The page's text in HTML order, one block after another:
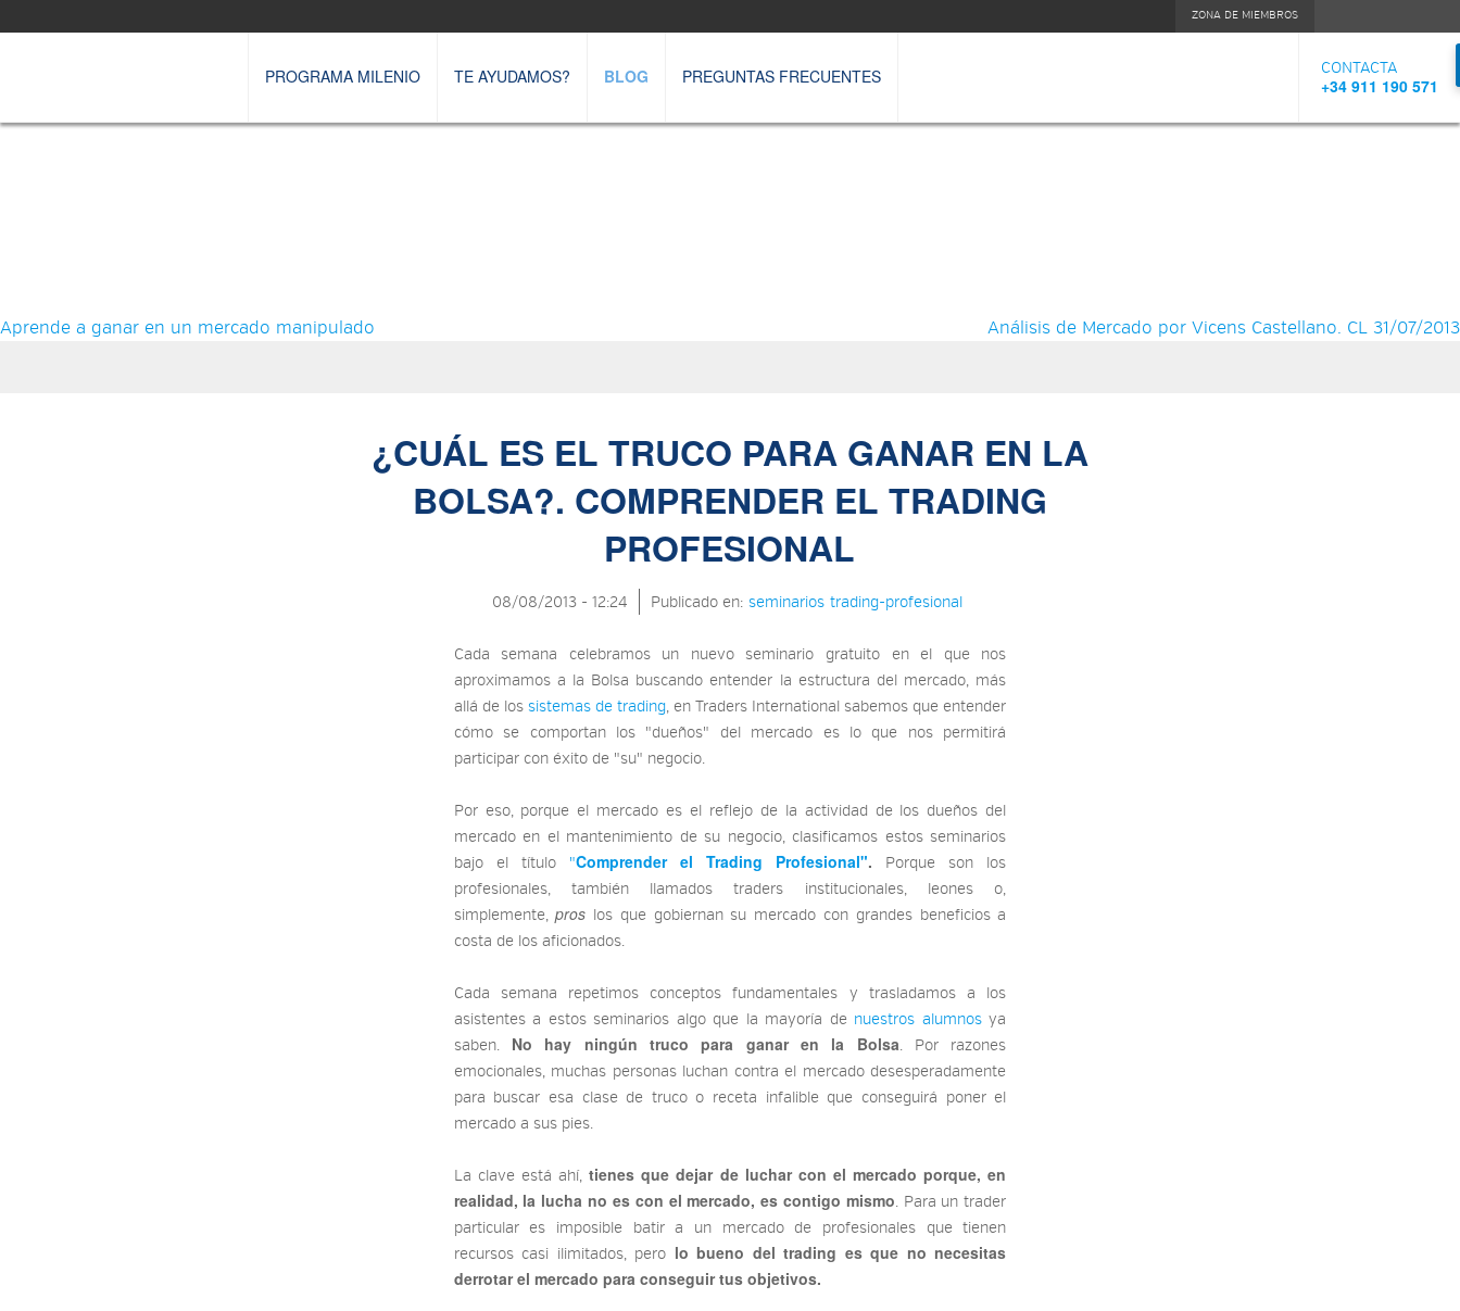
de
búsqueda
ZONA DE MIEMBROS
CONTACTA
+34 911 190 571
PROGRAMA MILENIO TE AYUDAMOS? BLOG PREGUNTAS FRECUENTES
Aprende a ganar en un mercado manipulado Análisis de Mercado por Vicens Castellano. CL 31/07/2013
¿CUÁL ES EL TRUCO PARA GANAR EN LA
BOLSA?. COMPRENDER EL TRADING
PROFESIONAL
08/08/2013 - 12:24 Publicado en: seminarios trading-profesional
Cada semana celebramos un nuevo seminario gratuito en el que nos
aproximamos a la Bolsa buscando entender la estructura del mercado, más
allá de los sistemas de trading, en Traders International sabemos que entender
cómo se comportan los "dueños" del mercado es lo que nos permitirá
participar con éxito de "su" negocio.
Por eso, porque el mercado es el reflejo de la actividad de los dueños del
mercado en el mantenimiento de su negocio, clasificamos estos seminarios
bajo el título "Comprender el Trading Profesional".
Porque son los
profesionales, también llamados traders institucionales, leones o,
simplemente,pros los que gobiernan su mercado con grandes beneficios a
costa de los aficionados.
Cada semana repetimos conceptos fundamentales y trasladamos a los
asistentes a estos seminarios algo que la mayoría de nuestros alumnosya
saben. No hay ningún truco para ganar en la Bolsa . Por razones
emocionales, muchas personas luchan contra el mercado desesperadamente
para buscar esa clase de truco o receta infalible que conseguirá poner el
mercado a sus pies.
La clave está ahí,tienes que dejar de luchar con el mercado porque, en
realidad, la lucha no es con el mercado, es contigo mismo . Para un trader
particular es imposible batir a un mercado de profesionales que tienen
recursos casi ilimitados, pero lo bueno del trading es que no necesitas
derrotar el mercado para conseguir tus objetivos.